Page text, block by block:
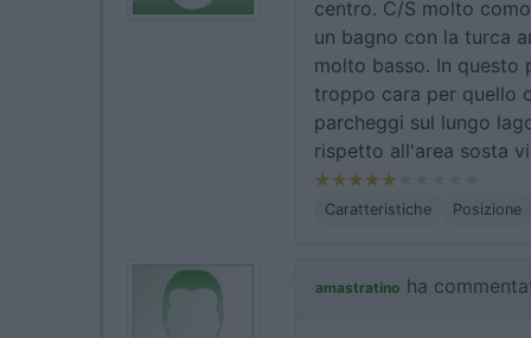
centro. C/S molto
un bagno con la turca
molto basso. In questo
troppo cara per quello
parcheggi sul lungo
rispetto all'area sosta
Caratteristiche Posizione
amastratino ha